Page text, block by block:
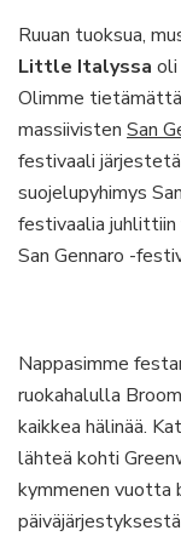
Ruuan tuoksua,
Little Italyssa oli
Olimme
massiivisten San
festivaali
suojelupyhimys
festivaalia juhlittiin
San Gennaro -
Nappasimme
ruokahalulla
kaikkea hälinää.
lähteä kohti
kymmenen vuotta